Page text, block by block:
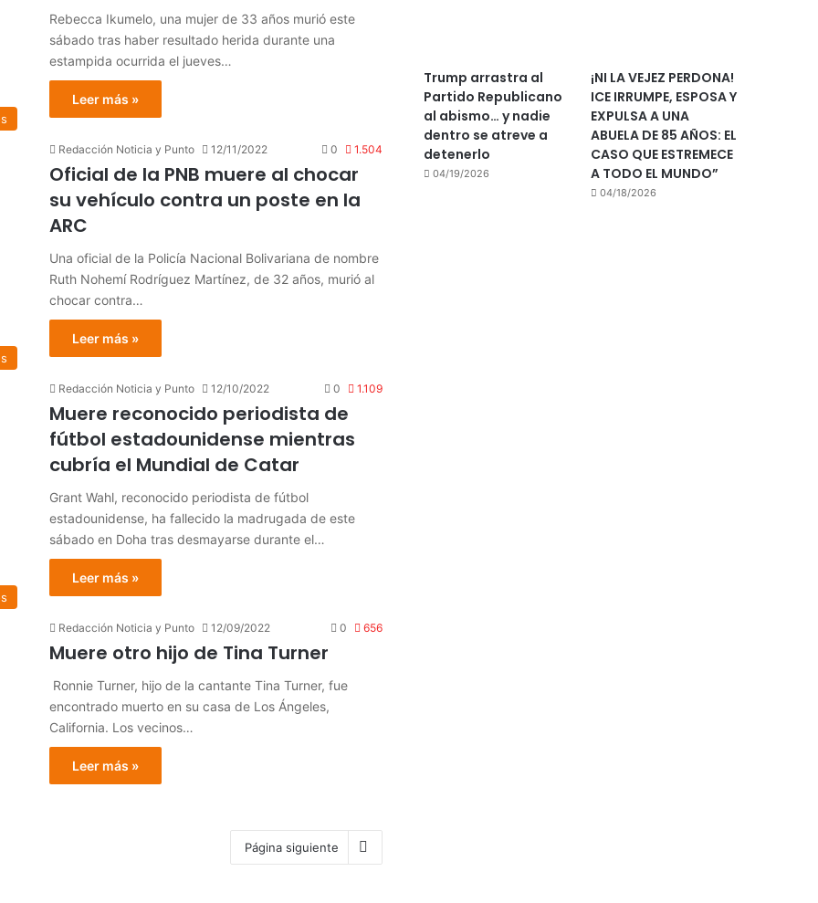
Rebecca Ikumelo, una mujer de 33 años murió este
sábado tras haber resultado herida durante una
estampida ocurrida el jueves…
Leer más »
Redacción Noticia y Punto 12/11/2022 0 1.504
Oficial de la PNB muere al chocar
su vehículo contra un poste en la
ARC
Una oficial de la Policía Nacional Bolivariana de nombre
Ruth Nohemí Rodríguez Martínez, de 32 años, murió al
chocar contra…
Leer más »
Redacción Noticia y Punto 12/10/2022 0 1.109
Muere reconocido periodista de
fútbol estadounidense mientras
cubría el Mundial de Catar
Grant Wahl, reconocido periodista de fútbol
estadounidense, ha fallecido la madrugada de este
sábado en Doha tras desmayarse durante el…
Leer más »
Redacción Noticia y Punto 12/09/2022 0 656
Muere otro hijo de Tina Turner
Ronnie Turner, hijo de la cantante Tina Turner, fue
encontrado muerto en su casa de Los Ángeles,
California. Los vecinos…
Leer más »
Página siguiente
Trump arrastra al
Partido Republicano
al abismo… y nadie
dentro se atreve a
detenerlo
04/19/2026
¡NI LA VEJEZ PERDONA!
ICE IRRUMPE, ESPOSA Y
EXPULSA A UNA
ABUELA DE 85 AÑOS: EL
CASO QUE ESTREMECE
A TODO EL MUNDO”
04/18/2026